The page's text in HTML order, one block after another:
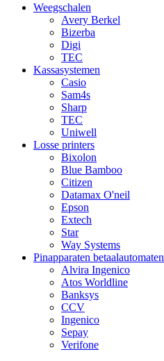
Weegschalen
Avery Berkel
Bizerba
Digi
TEC
Kassasystemen
Casio
Sam4s
Sharp
TEC
Uniwell
Losse printers
Bixolon
Blue Bamboo
Citizen
Datamax O'neil
Epson
Extech
Star
Way Systems
Pinapparaten betaalautomaten
Alvira Ingenico
Atos Worldline
Banksys
CCV
Ingenico
Sepay
Verifone